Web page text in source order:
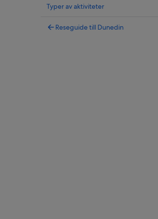
Typer av aktiviteter
Reseguide till Dunedin